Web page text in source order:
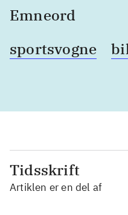
Emneord
sportsvogne
Tidsskrift
Artiklen er en del af